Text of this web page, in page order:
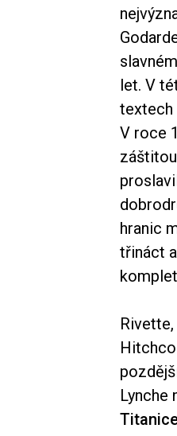
let. V
textech
V roce
hranic
třináct
Lynche